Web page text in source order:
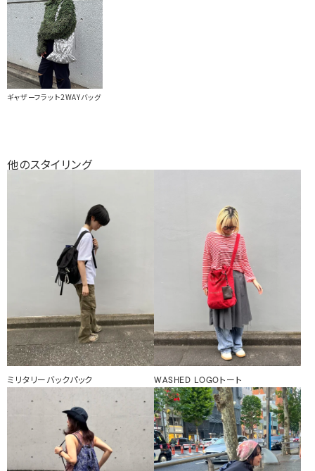
ギャザーフラット2WAYバッグ
他のスタイリング
ミリタリーバックパック WASHED LOGOトート